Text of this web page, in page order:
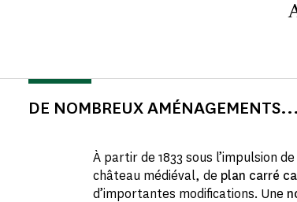
DE NOMBREUX AMÉNAGEMENTS...
À partir de 1833 sous l’impulsion
château médiéval, de plan carré
d’importantes modifications. Une